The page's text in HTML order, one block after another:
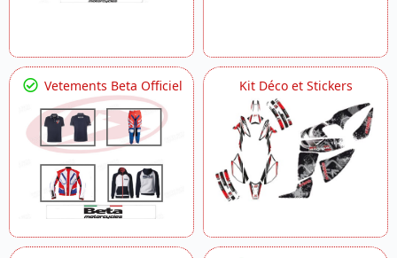
Vetements Beta Officiel Kit Déco et Stickers